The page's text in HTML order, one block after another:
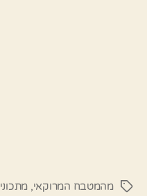
תגיותמהמטבח המרוקאי,